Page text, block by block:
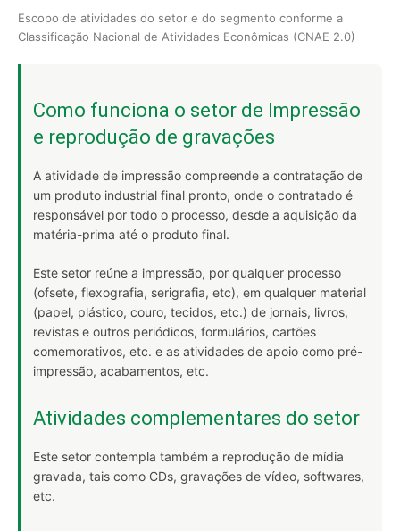
Escopo de atividades do setor e do segmento conforme a
Classificação Nacional de Atividades Econômicas (CNAE 2.0)
Como funciona o setor de Impressão
e reprodução de gravações
A atividade de impressão compreende a contratação de
um produto industrial final pronto, onde o contratado é
responsável por todo o processo, desde a aquisição da
matéria-prima até o produto final.
Este setor reúne a impressão, por qualquer processo
(ofsete, flexografia, serigrafia, etc), em qualquer material
(papel, plástico, couro, tecidos, etc.) de jornais, livros,
revistas e outros periódicos, formulários, cartões
comemorativos, etc. e as atividades de apoio como pré-
impressão, acabamentos, etc.
Atividades complementares do setor
Este setor contempla também a reprodução de mídia
gravada, tais como CDs, gravações de vídeo, softwares,
etc.